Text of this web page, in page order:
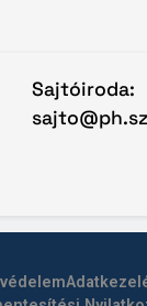
Sajtóiroda: